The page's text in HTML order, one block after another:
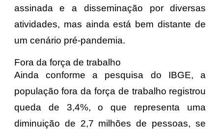
assinada e a disseminação por diversas
atividades, mas ainda está bem distante de
um cenário pré-pandemia.
Fora da força de trabalho
Ainda conforme a pesquisa do IBGE, a
população fora da força de trabalho registrou
queda de 3,4%, o que representa uma
diminuição de 2,7 milhões de pessoas, se